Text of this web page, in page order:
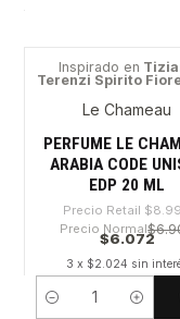
-32%
Inspirado en
Terenzi Spirito
Le Chameau
PERFUME LE
ARABIA CODE
EDP 20 ML
Precio Retail
Precio Normal
$6.072
3 x $2.024 sin
Cantidad